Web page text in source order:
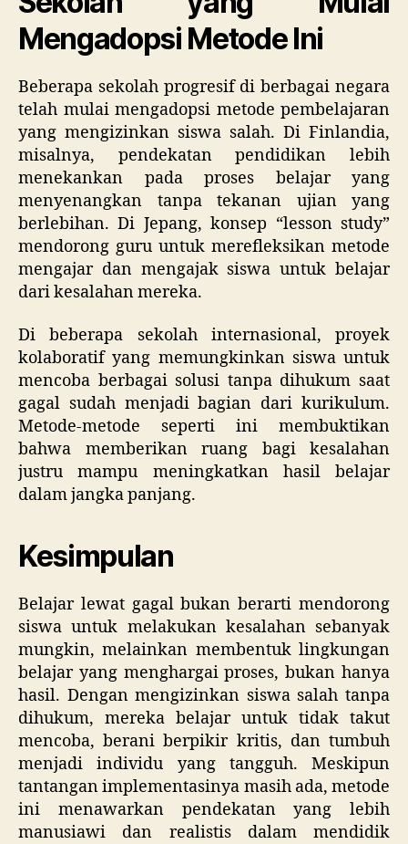
Mengadopsi Metode Ini
Beberapa sekolah progresif di berbagai negara
telah mulai mengadopsi metode pembelajaran
yang mengizinkan siswa salah. Di Finlandia,
misalnya, pendekatan pendidikan lebih
menekankan pada proses belajar yang
menyenangkan tanpa tekanan ujian yang
berlebihan. Di Jepang, konsep “lesson study”
mendorong guru untuk merefleksikan metode
mengajar dan mengajak siswa untuk belajar
dari kesalahan mereka.
Di beberapa sekolah internasional, proyek
kolaboratif yang memungkinkan siswa untuk
mencoba berbagai solusi tanpa dihukum saat
gagal sudah menjadi bagian dari kurikulum.
Metode-metode seperti ini membuktikan
bahwa memberikan ruang bagi kesalahan
justru mampu meningkatkan hasil belajar
dalam jangka panjang.
Kesimpulan
Belajar lewat gagal bukan berarti mendorong
siswa untuk melakukan kesalahan sebanyak
mungkin, melainkan membentuk lingkungan
belajar yang menghargai proses, bukan hanya
hasil. Dengan mengizinkan siswa salah tanpa
dihukum, mereka belajar untuk tidak takut
mencoba, berani berpikir kritis, dan tumbuh
menjadi individu yang tangguh. Meskipun
tantangan implementasinya masih ada, metode
ini menawarkan pendekatan yang lebih
manusiawi dan realistis dalam mendidik